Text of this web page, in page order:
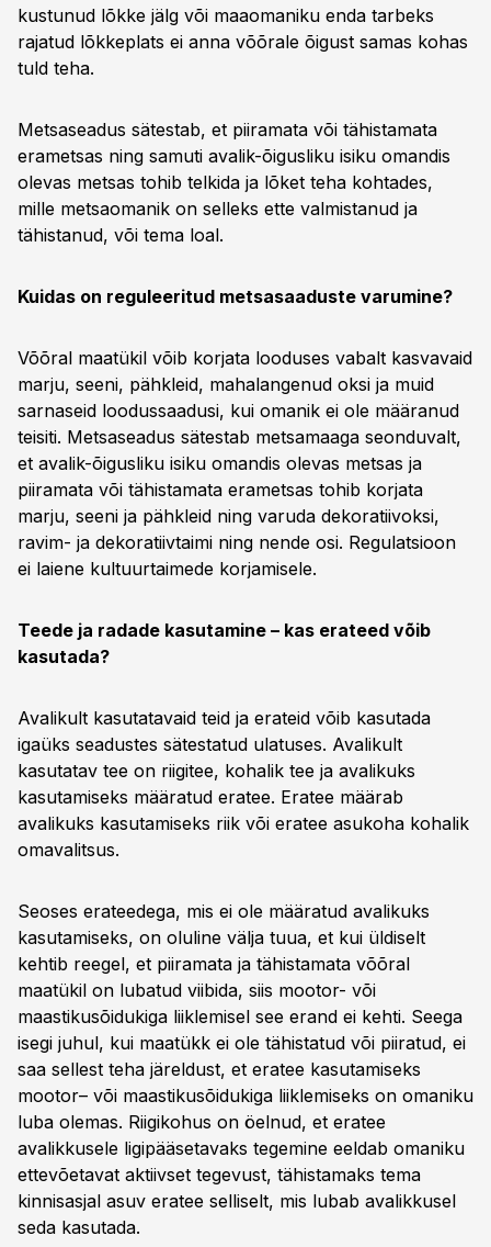
kustunud lõkke jälg või maaomaniku enda tarbeks
rajatud lõkkeplats ei anna võõrale õigust samas kohas
tuld teha.
Metsaseadus sätestab, et piiramata või tähistamata
erametsas ning samuti avalik-õigusliku isiku omandis
olevas metsas tohib telkida ja lõket teha kohtades,
mille metsaomanik on selleks ette valmistanud ja
tähistanud, või tema loal.
Kuidas on reguleeritud metsasaaduste varumine?
Võõral maatükil võib korjata looduses vabalt kasvavaid
marju, seeni, pähkleid, mahalangenud oksi ja muid
sarnaseid loodussaadusi, kui omanik ei ole määranud
teisiti. Metsaseadus sätestab metsamaaga seonduvalt,
et avalik-õigusliku isiku omandis olevas metsas ja
piiramata või tähistamata erametsas tohib korjata
marju, seeni ja pähkleid ning varuda dekoratiivoksi,
ravim- ja dekoratiivtaimi ning nende osi. Regulatsioon
ei laiene kultuurtaimede korjamisele.
Teede ja radade kasutamine – kas erateed võib
kasutada?
Avalikult kasutatavaid teid ja erateid võib kasutada
igaüks seadustes sätestatud ulatuses. Avalikult
kasutatav tee on riigitee, kohalik tee ja avalikuks
kasutamiseks määratud eratee. Eratee määrab
avalikuks kasutamiseks riik või eratee asukoha kohalik
omavalitsus.
Seoses erateedega, mis ei ole määratud avalikuks
kasutamiseks, on oluline välja tuua, et kui üldiselt
kehtib reegel, et piiramata ja tähistamata võõral
maatükil on lubatud viibida, siis mootor- või
maastikusõidukiga liiklemisel see erand ei kehti. Seega
isegi juhul, kui maatükk ei ole tähistatud või piiratud, ei
saa sellest teha järeldust, et eratee kasutamiseks
mootor– või maastikusõidukiga liiklemiseks on omaniku
luba olemas. Riigikohus on öelnud, et eratee
avalikkusele ligipääsetavaks tegemine eeldab omaniku
ettevõetavat aktiivset tegevust, tähistamaks tema
kinnisasjal asuv eratee selliselt, mis lubab avalikkusel
seda kasutada.